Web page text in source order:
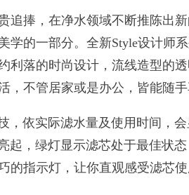
捧，在净水领域不断推陈出新
学的一部分。全新Style设计师
利落的时尚设计，流线造型的
，不管居家或是办公，皆能随手
依实际滤水量及使用时间，会
起，绿灯显示滤芯处于最佳状
的指示灯，让你直观感受滤芯